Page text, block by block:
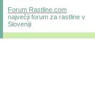
Forum Rastline.com
največji forum za rastline v
Sloveniji